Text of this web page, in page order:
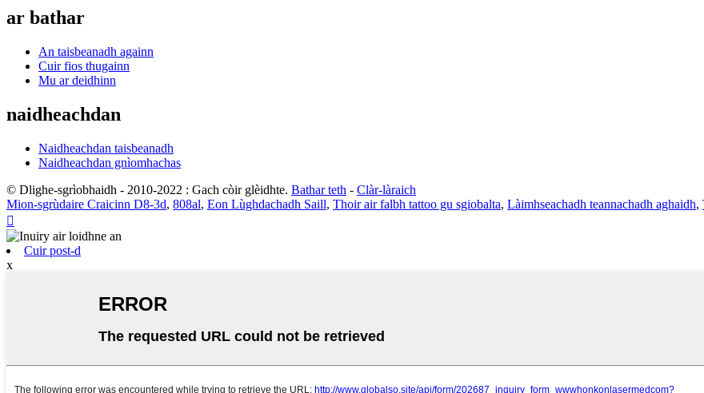
ar bathar
An taisbeanadh againn
Cuir fios thugainn
Mu ar deidhinn
naidheachdan
Naidheachdan taisbeanadh
Naidheachdan gnìomhachas
© Dlighe-sgrìobhaidh - 2010-2022 : Gach còir glèidhte. Bathar teth - Clàr-làraich
Mion-sgrùdaire Craicinn D8-3d, 808al, Eon Lùghdachadh Saill, Thoir air falbh tattoo gu sgiobalta, Làimhseachadh teannachadh aghaidh,

Cuir post-d
x